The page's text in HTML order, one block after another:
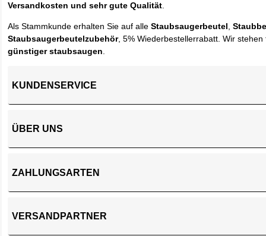
Versandkosten und sehr gute Qualität.
Als Stammkunde erhalten Sie auf alleStaubsaugerbeutel,
Staubsaugerbeutelzubehör, 5% Wiederbestellerrabatt. Wir
günstiger staubsaugen.
KUNDENSERVICE
ÜBER UNS
ZAHLUNGSARTEN
VERSANDPARTNER